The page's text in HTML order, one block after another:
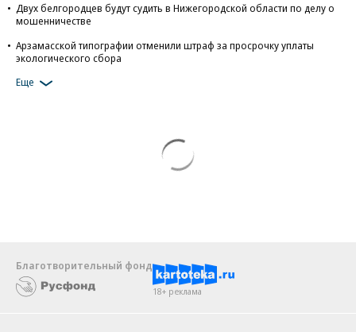
Двух белгородцев будут судить в Нижегородской области по делу о
мошенничестве
Арзамасской типографии отменили штраф за просрочку уплаты
экологического сбора
Еще
Благотворительный фонд
18+ реклама